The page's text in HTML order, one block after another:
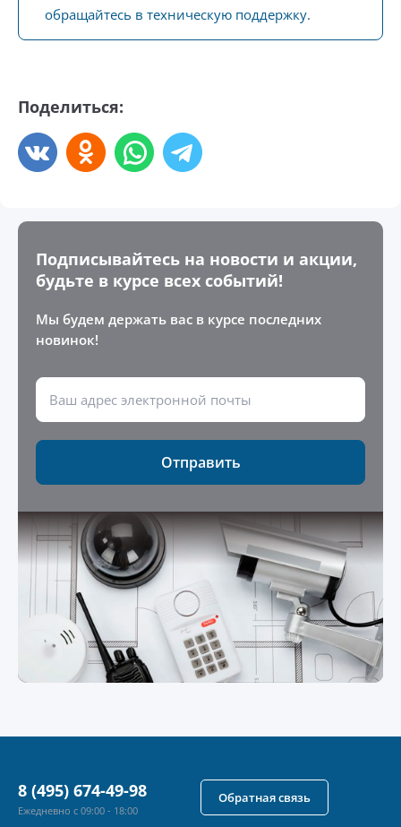
обращайтесь в техническую поддержку.
Поделиться:
Подписывайтесь на новости и акции,
будьте в курсе всех событий!
Мы будем держать вас в курсе последних
новинок!
Отправить
8 (495) 674-49-98
Ежедневно с 09:00 - 18:00
Обратная связь